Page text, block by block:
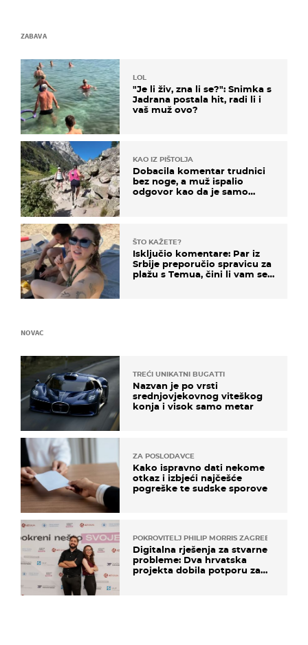
ZABAVA
LOL
"Je li živ, zna li se?": Snimka s
Jadrana postala hit, radi li i
vaš muž ovo?
KAO IZ PIŠTOLJA
Dobacila komentar trudnici
bez noge, a muž ispalio
odgovor kao da je samo
ŠTO KAŽETE?
Isključio komentare: Par iz
Srbije preporučio spravicu za
plažu s Temua, čini li vam se
NOVAC
TREĆI UNIKATNI BUGATTI
Nazvan je po vrsti
srednjovjekovnog viteškog
konja i visok samo metar
ZA POSLODAVCE
Kako ispravno dati nekome
otkaz i izbjeći najčešće
pogreške te sudske sporove
POKROVITELJ PHILIP MORRIS ZAGREB
Digitalna rješenja za stvarne
probleme: Dva hrvatska
projekta dobila potporu za